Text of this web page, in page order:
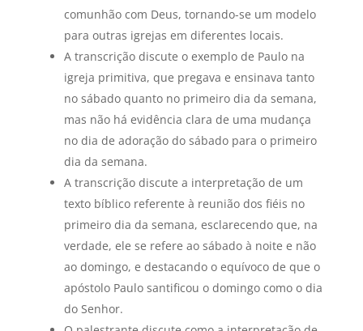
comunhão com Deus, tornando-se um modelo
para outras igrejas em diferentes locais.
A transcrição discute o exemplo de Paulo na
igreja primitiva, que pregava e ensinava tanto
no sábado quanto no primeiro dia da semana,
mas não há evidência clara de uma mudança
no dia de adoração do sábado para o primeiro
dia da semana.
A transcrição discute a interpretação de um
texto bíblico referente à reunião dos fiéis no
primeiro dia da semana, esclarecendo que, na
verdade, ele se refere ao sábado à noite e não
ao domingo, e destacando o equívoco de que o
apóstolo Paulo santificou o domingo como o dia
do Senhor.